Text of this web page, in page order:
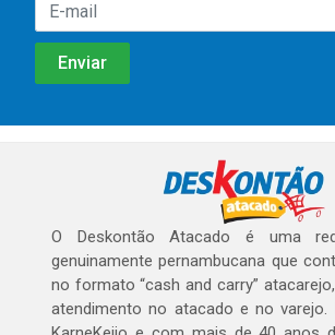
O Deskontão Atacado é uma
genuinamente pernambucana que
no formato “cash and carry”
atendimento no atacado e no varejo.